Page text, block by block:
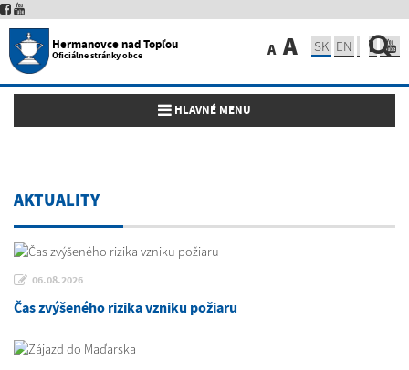
Hermanovce nad Topľou
Oficiálne stránky obce A A SK EN
Toggle navigation
HLAVNÉ MENU
AKTUALITY
06.08.2026
Čas zvýšeného rizika vzniku požiaru